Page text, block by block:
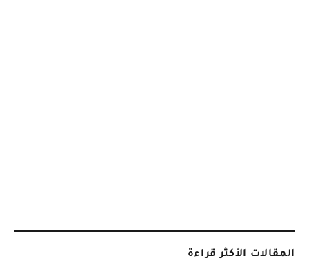
المقالات الأكثر قراءة